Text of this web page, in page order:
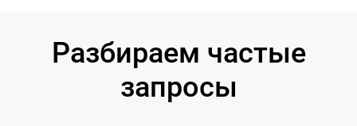
Разбираем частые
запросы